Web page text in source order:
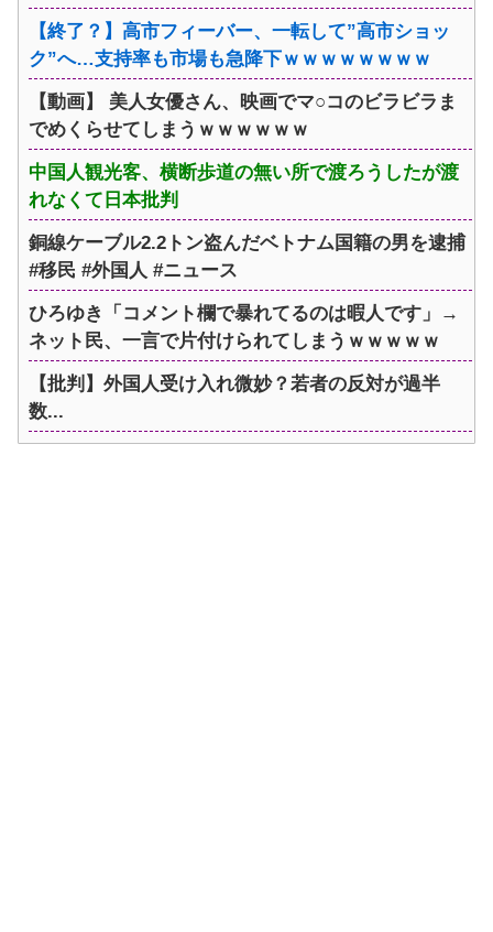
【終了？】高市フィーバー、一転して”高市ショッ
ク”へ…支持率も市場も急降下ｗｗｗｗｗｗｗｗ
【動画】 美人女優さん、映画でマ○コのビラビラま
でめくらせてしまうｗｗｗｗｗｗ
中国人観光客、横断歩道の無い所で渡ろうしたが渡
れなくて日本批判
銅線ケーブル2.2トン盗んだベトナム国籍の男を逮捕
#移民 #外国人 #ニュース
ひろゆき「コメント欄で暴れてるのは暇人です」→
ネット民、一言で片付けられてしまうｗｗｗｗｗ
【批判】外国人受け入れ微妙？若者の反対が過半
数...